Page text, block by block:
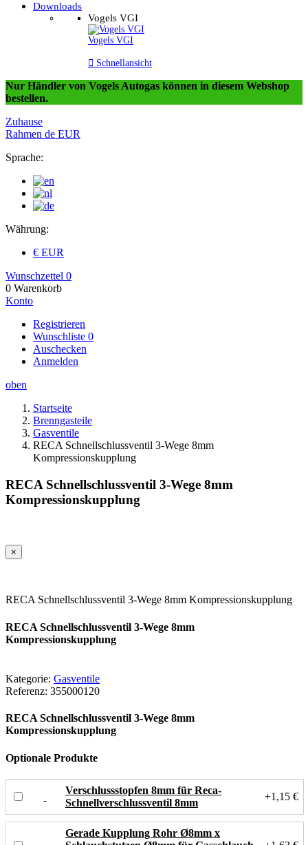
Downloads
Vogels VGI
Vogels VGI
 Schnellansicht
Nur Händler von Vogels Autogas können in diesem Webshop
bestellen.
Zuhause
Rahmen de EUR
Sprache:
Währung:
€ EUR
Wunschzettel 0
0 Warenkorb
Konto
Registrieren
Wunschliste 0
Auschecken
Anmelden
oben
Startseite
Brenngasteile
Gasventile
RECA Schnellschlussventil 3-Wege 8mm
Kompressionskupplung
RECA Schnellschlussventil 3-Wege 8mm
Kompressionskupplung
×
RECA Schnellschlussventil 3-Wege 8mm Kompressionskupplung
RECA Schnellschlussventil 3-Wege 8mm
Kompressionskupplung
Kategorie: Gasventile
Referenz: 355000120
RECA Schnellschlussventil 3-Wege 8mm
Kompressionskupplung
Optionale Produkte
Verschlussstopfen 8mm für Reca-
Schnellverschlussventil 8mm
+1,15 €
Gerade Kupplung Rohr Ø8mm x